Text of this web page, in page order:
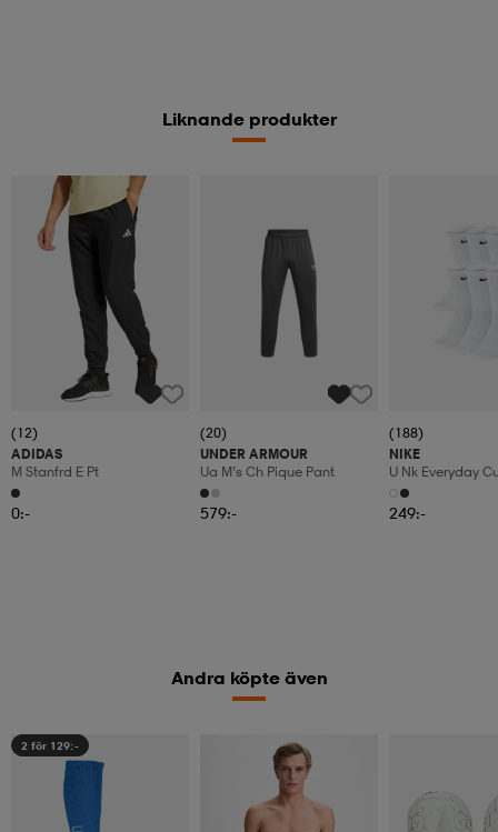
Liknande produkter
(12)
ADIDAS
M Stanfrd E Pt
0:-
(20)
UNDER ARMOUR
Ua M’s Ch Pique Pant
579:-
(188)
NIKE
U Nk Everyday
6pr-Bd
249:-
Andra köpte även
2 för 129:-